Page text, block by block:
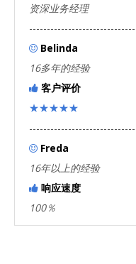
资深业务经理
 Belinda
16多年的经验
 客户评价
★★★★★
 Freda
16年以上的经验
 响应速度
100％